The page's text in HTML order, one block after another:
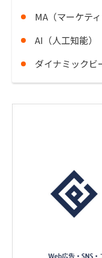
MA（マーケテ
AI（人工知能）
ダイナミックビ